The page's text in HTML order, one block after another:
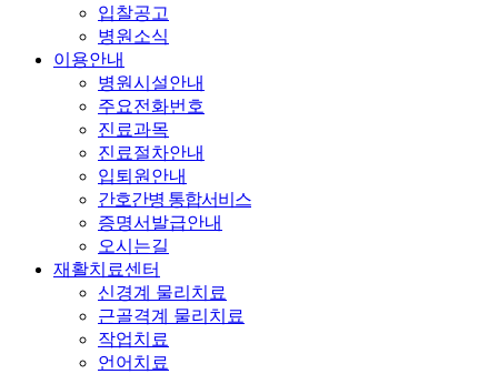
입찰공고
병원소식
이용안내
병원시설안내
주요전화번호
진료과목
진료절차안내
입퇴원안내
간호간병 통합서비스
증명서발급안내
오시는길
재활치료센터
신경계 물리치료
근골격계 물리치료
작업치료
언어치료